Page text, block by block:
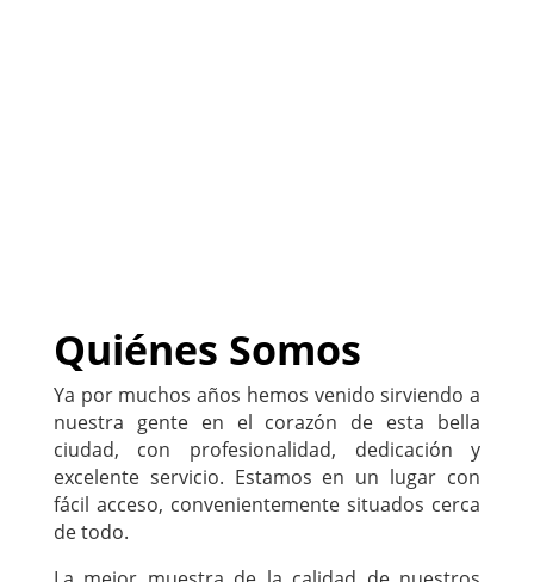
Quiénes Somos
Ya por muchos años hemos venido sirviendo a
nuestra gente en el corazón de esta bella
ciudad, con profesionalidad, dedicación y
excelente servicio. Estamos en un lugar con
fácil acceso, convenientemente situados cerca
de todo.